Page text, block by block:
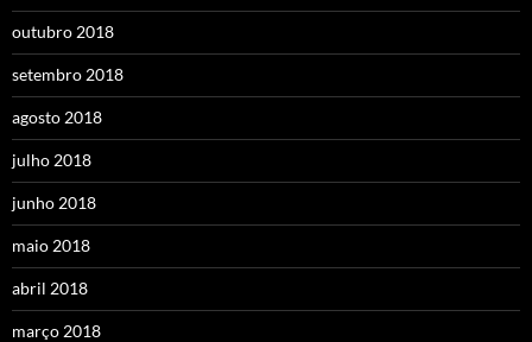
outubro 2018
setembro 2018
agosto 2018
julho 2018
junho 2018
maio 2018
abril 2018
março 2018